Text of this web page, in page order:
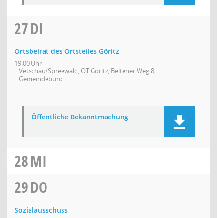
27DI
Ortsbeirat des Ortsteiles Göritz
19:00 Uhr
Vetschau/Spreewald, OT Göritz, Beltener Weg 8,
Gemeindebüro
Öffentliche Bekanntmachung
28MI
29DO
Sozialausschuss